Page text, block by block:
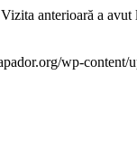
anterioară a
wp-content/